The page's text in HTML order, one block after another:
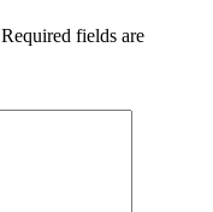
Required fields are